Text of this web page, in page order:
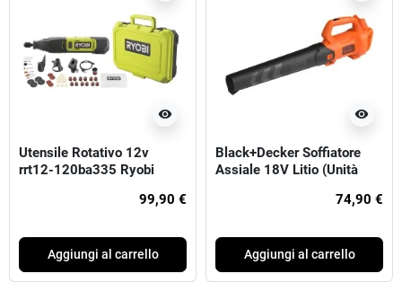
visibility
Utensile Rotativo 12v
rrt12-120ba335 Ryobi
99,90 €
Aggiungi al carrello
visibility
Black+Decker Soffiatore
Assiale 18V Litio (Unità
74,90 €
Aggiungi al carrello